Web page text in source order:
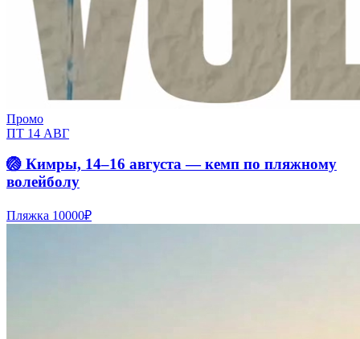
Промо
ПТ 14 АВГ
🏐 Кимры, 14–16 августа — кемп по пляжному
волейболу
Пляжка 10000₽